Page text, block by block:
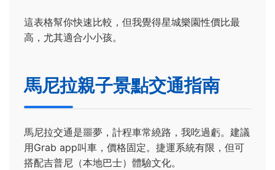
這表格幫你快速比較，但我覺得星城樂園性價比最
高，尤其適合小小孩。
馬尼拉親子景點交通指南
馬尼拉交通是噩夢，計程車常繞路，我吃過虧。建議
用Grab app叫車，價格固定。捷運系統有限，但可
搭配吉普尼（本地巴士）體驗文化。